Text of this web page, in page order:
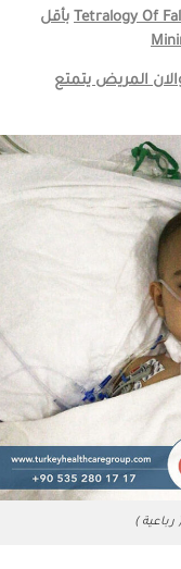
Tetralogy Of بأقل
المريض يتمتع
رباعية )